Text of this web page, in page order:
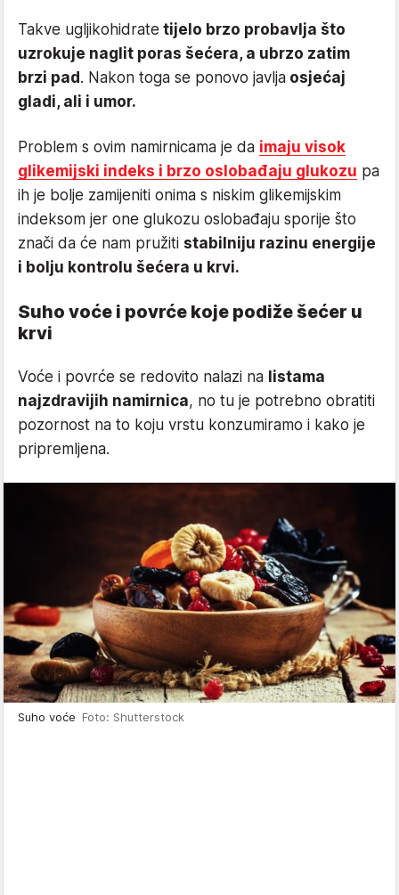
Takve ugljikohidrate tijelo brzo probavlja što
uzrokuje naglit poras šećera, a ubrzo zatim
brzi pad. Nakon toga se ponovo javlja osjećaj
gladi, ali i umor.
Problem s ovim namirnicama je da imaju visok
glikemijski indeks i brzo oslobađaju glukozu pa
ih je bolje zamijeniti onima s niskim glikemijskim
indeksom jer one glukozu oslobađaju sporije što
znači da će nam pružiti stabilniju razinu energije
i bolju kontrolu šećera u krvi.
Suho voće i povrće koje podiže šećer u
krvi
Voće i povrće se redovito nalazi na listama
najzdravijih namirnica, no tu je potrebno obratiti
pozornost na to koju vrstu konzumiramo i kako je
pripremljena.
Suho voće Foto: Shutterstock